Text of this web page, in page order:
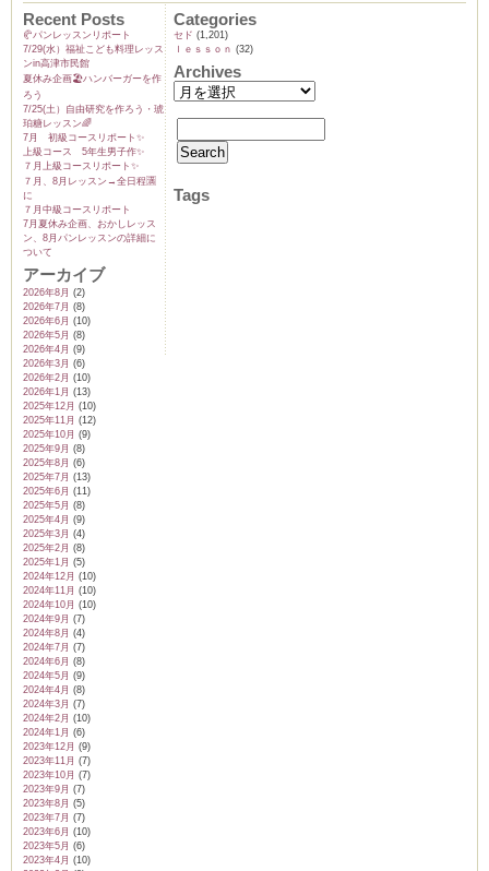
Recent Posts
🥐パンレッスンリポート
7/29(水）福祉こども料理レッス
ンin高津市民館
夏休み企画🏖️ハンバーガーを作
ろう
7/25(土）自由研究を作ろう・琥
珀糖レッスン🌈
7月 初級コースリポート✨️
上級コース 5年生男子作✨️
７月上級コースリポート✨️
７月、8月レッスン→全日程🈵
に
７月中級コースリポート
7月夏休み企画、おかしレッス
ン、8月パンレッスンの詳細に
ついて
アーカイブ
2026年8月 (2)
2026年7月 (8)
2026年6月 (10)
2026年5月 (8)
2026年4月 (9)
2026年3月 (6)
2026年2月 (10)
2026年1月 (13)
2025年12月 (10)
2025年11月 (12)
2025年10月 (9)
2025年9月 (8)
2025年8月 (6)
2025年7月 (13)
2025年6月 (11)
2025年5月 (8)
2025年4月 (9)
2025年3月 (4)
2025年2月 (8)
2025年1月 (5)
2024年12月 (10)
2024年11月 (10)
2024年10月 (10)
2024年9月 (7)
2024年8月 (4)
2024年7月 (7)
2024年6月 (8)
2024年5月 (9)
2024年4月 (8)
2024年3月 (7)
2024年2月 (10)
2024年1月 (6)
2023年12月 (9)
2023年11月 (7)
2023年10月 (7)
2023年9月 (7)
2023年8月 (5)
2023年7月 (7)
2023年6月 (10)
2023年5月 (6)
2023年4月 (10)
Categories
セド (1,201)
ｌｅｓｓｏｎ (32)
Archives
Tags